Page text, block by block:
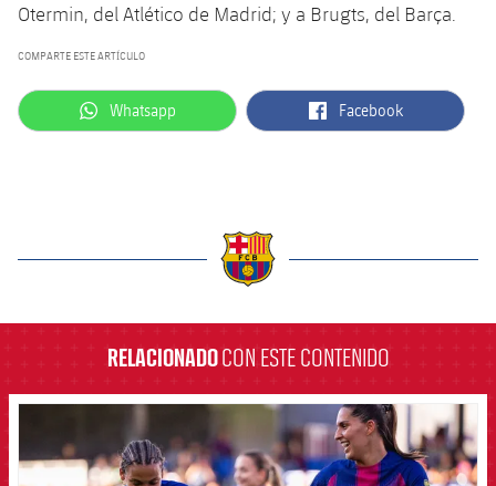
Otermin, del Atlético de Madrid; y a Brugts, del Barça.
COMPARTE ESTE ARTÍCULO
label.aria.whatsapp
Whatsapp label.aria.facebook
Facebook
RELACIONADOCON ESTE CONTENIDO
FCB Barcelona badge